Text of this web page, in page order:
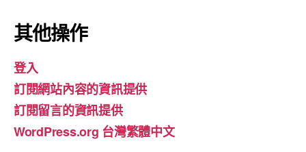
其他操作
登入
訂閱網站內容的資訊提供
訂閱留言的資訊提供
WordPress.org 台灣繁體中文